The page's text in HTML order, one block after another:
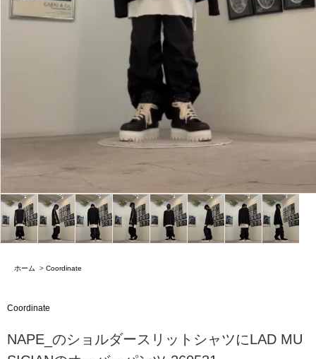
ホーム > Coordinate
Coordinate
NAPE_のショルダースリットシャツにLAD MU